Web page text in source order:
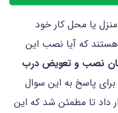
یا محل کار خود
هستند که آیا نصب این
نصب و تعویض درب
برای پاسخ به این سوال
داد تا مطمئن شد که این